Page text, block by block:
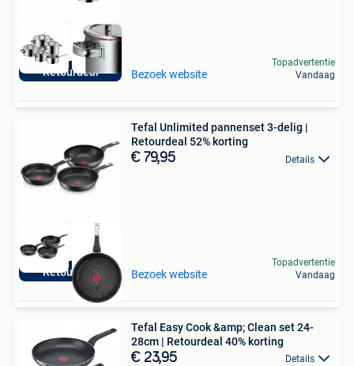
Retourdeal Bezoek website
Topadvertentie
Vandaag
Retourdeal
Tefal Unlimited pannenset 3-delig |
Retourdeal 52% korting
€ 79,95 Details
Bezoek website
Topadvertentie
Vandaag
Tefal Easy Cook &amp; Clean set 24-
28cm | Retourdeal 40% korting
€ 23,95 Details